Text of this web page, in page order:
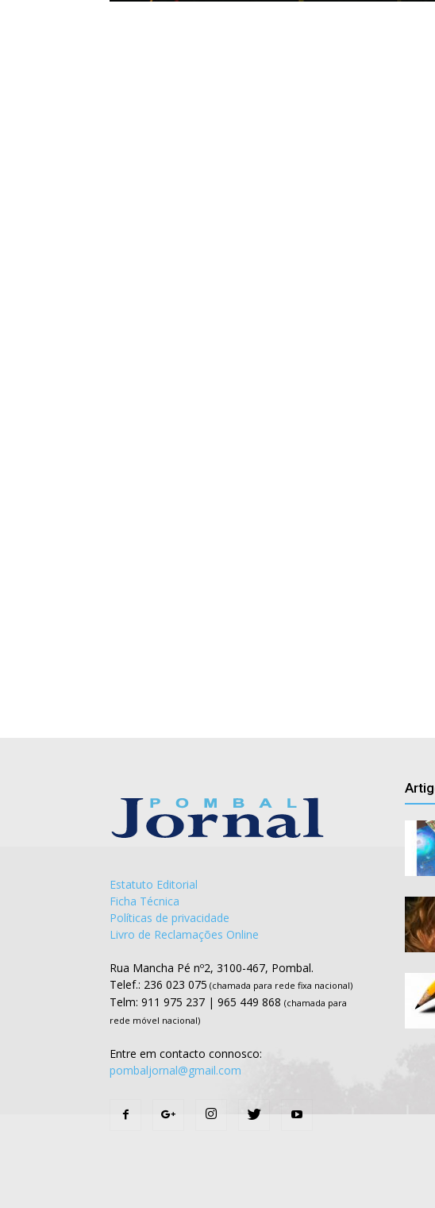
Estatuto Editorial
Ficha Técnica
Políticas de privacidade
Livro de Reclamações Online
Rua Mancha Pé nº2, 3100-467, Pombal.
Telef.: 236 023 075 (chamada para rede fixa nacional)
Telm: 911 975 237 | 965 449 868 (chamada para
rede móvel nacional)
Entre em contacto connosco:
pombaljornal@gmail.com